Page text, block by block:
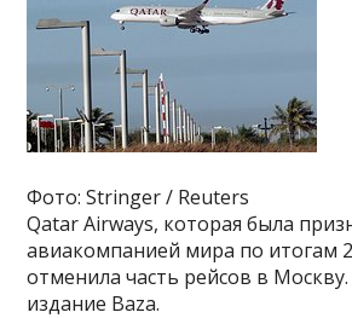
Фото: Stringer / Reuters
Qatar Airways, которая была
авиакомпанией мира по итогам
отменила часть рейсов в
издание Baza.